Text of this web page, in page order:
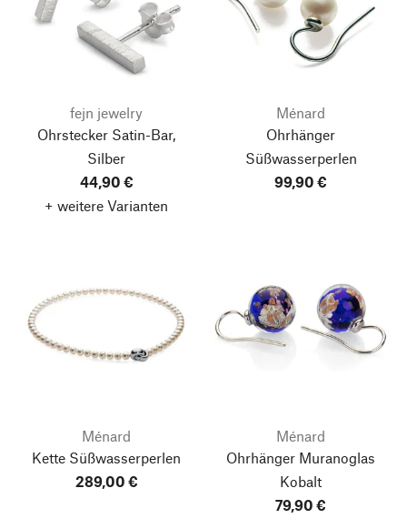
fejn jewelry
Ohrstecker Satin-Bar,
Silber
44,90 €
+ weitere Varianten
Ménard
Ohrhänger
Süßwasserperlen
99,90 €
Ménard
Kette Süßwasserperlen
289,00 €
Ménard
Ohrhänger Muranoglas
Kobalt
79,90 €